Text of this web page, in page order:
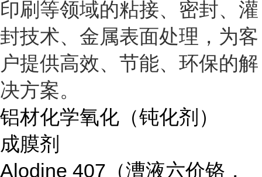
印刷等领域的粘接、密封、灌
封技术、金属表面处理，为客
户提供高效、节能、环保的解
决方案。
铝材化学氧化（钝化剂）
成膜剂
Alodine 407 （漕液六价铬，